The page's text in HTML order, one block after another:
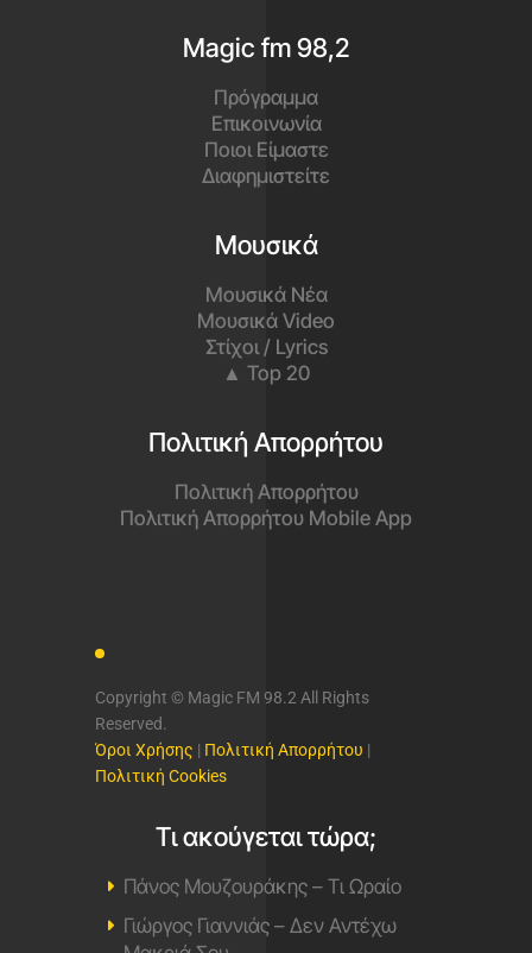
Magic fm 98,2
Πρόγραμμα
Επικοινωνία
Ποιοι Είμαστε
Διαφημιστείτε
Μουσικά
Μουσικά Νέα
Μουσικά Video
Στίχοι / Lyrics
▲ Top 20
Πολιτική Απορρήτου
Πολιτική Απορρήτου
Πολιτική Απορρήτου Mobile App
Copyright © Magic FM 98.2 All Rights
Reserved.
Όροι Χρήσης | Πολιτική Απορρήτου |
Πολιτική Cookies
Τι ακούγεται τώρα;
Πάνος Μουζουράκης – Τι Ωραίο
Γιώργος Γιαννιάς – Δεν Αντέχω